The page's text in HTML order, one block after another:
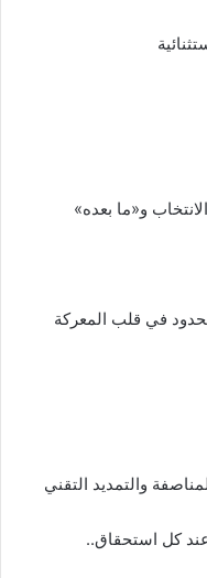
و«ما بعده»
في قلب المعركة
كل استحقاق..